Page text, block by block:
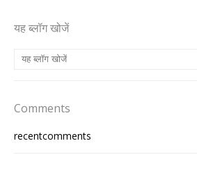
यह ब्लॉग खोजें
Comments
recentcomments